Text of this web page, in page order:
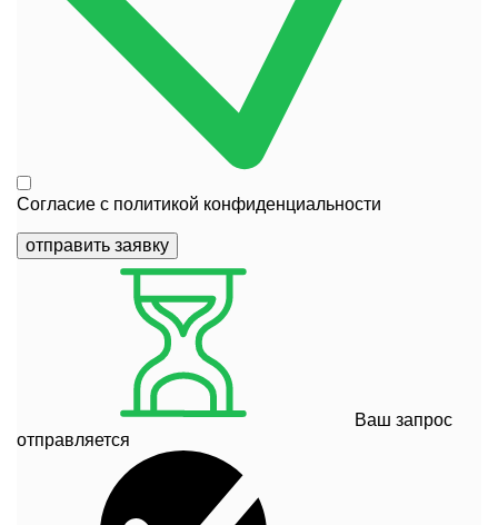
Согласие с политикой конфиденциальности
отправить заявку
Ваш запрос
отправляется